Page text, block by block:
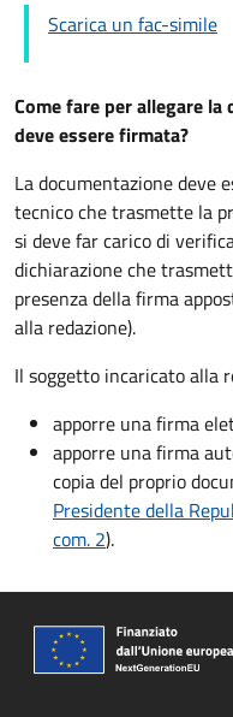
Scarica un fac-simile
Come fare per allegare la
deve essere firmata?
La documentazione deve
tecnico che trasmette la
si deve far carico di
dichiarazione che
presenza della firma
alla redazione).
Il soggetto incaricato alla
apporre una firma
apporre una firma
copia del proprio
Presidente della
com. 2).